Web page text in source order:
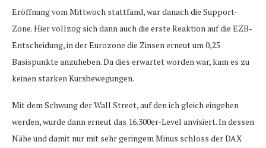
Eröffnung vom Mittwoch stattfand, war danach die Support-
Zone. Hier vollzog sich dann auch die erste Reaktion auf die EZB-
Entscheidung, in der Eurozone die Zinsen erneut um 0,25
Basispunkte anzuheben. Da dies erwartet worden war, kam es zu
keinen starken Kursbewegungen.
Mit dem Schwung der Wall Street, auf den ich gleich eingehen
werden, wurde dann erneut das 16.300er-Level anvisiert. In dessen
Nähe und damit nur mit sehr geringem Minus schloss der DAX